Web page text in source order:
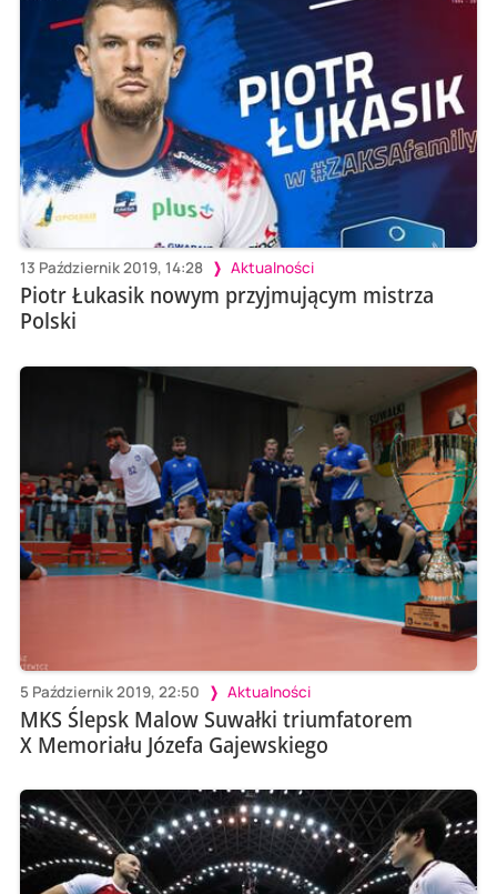
13 Październik 2019, 14:28 Aktualności
Piotr Łukasik nowym przyjmującym mistrza
Polski
5 Październik 2019, 22:50 Aktualności
MKS Ślepsk Malow Suwałki triumfatorem
X Memoriału Józefa Gajewskiego